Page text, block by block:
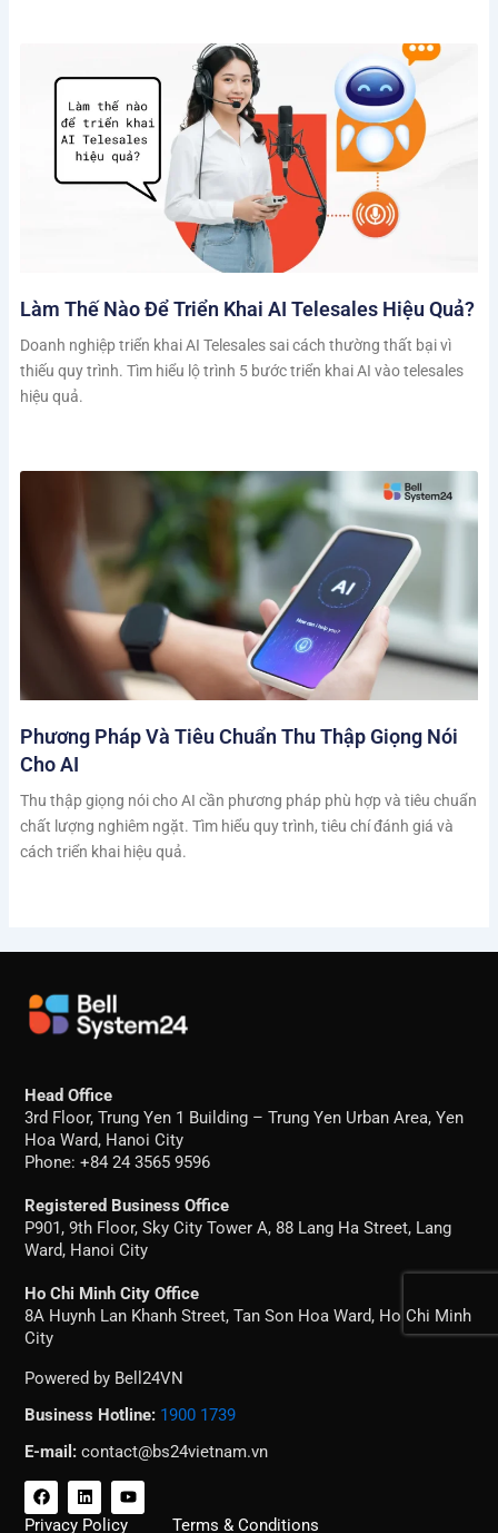
Làm Thế Nào Để Triển Khai AI Telesales Hiệu Quả?
Doanh nghiệp triển khai AI Telesales sai cách thường thất bại vì
thiếu quy trình. Tìm hiểu lộ trình 5 bước triển khai AI vào telesales
hiệu quả.
Phương Pháp Và Tiêu Chuẩn Thu Thập Giọng Nói
Cho AI
Thu thập giọng nói cho AI cần phương pháp phù hợp và tiêu chuẩn
chất lượng nghiêm ngặt. Tìm hiểu quy trình, tiêu chí đánh giá và
cách triển khai hiệu quả.
Head Office
3rd Floor, Trung Yen 1 Building – Trung Yen Urban Area, Yen
Hoa Ward, Hanoi City
Phone: +84 24 3565 9596
Registered Business Office
P901, 9th Floor, Sky City Tower A, 88 Lang Ha Street, Lang
Ward, Hanoi City
Ho Chi Minh City Office
8A Huynh Lan Khanh Street, Tan Son Hoa Ward, Ho Chi Minh
City
Powered by Bell24VN
Business Hotline: 1900 1739
E-mail: contact@bs24vietnam.vn
F
a
c
L
i
n
Y
o
u
Privacy Policy Terms & Conditions